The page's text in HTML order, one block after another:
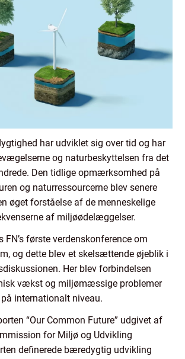
har udviklet sig over tid og har
og naturbeskyttelsen fra det
Den tidlige opmærksomhed på
og naturressourcerne blev senere
øget forståelse af de menneskelige
af miljøødelæggelser.
FN’s første verdenskonference om
og dette blev et skelsættende øjeblik i
Her blev forbindelsen
vækst og miljømæssige problemer
internationalt niveau.
“Our Common Future” udgivet af
for Miljø og Udvikling
definerede bæredygtig udvikling